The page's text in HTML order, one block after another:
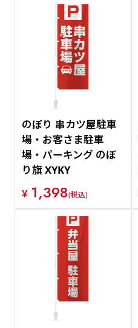
のぼり 串カツ屋駐車
場・お客さま駐車
場・パーキング のぼ
り旗 XYKY
¥ 1,398(税込)